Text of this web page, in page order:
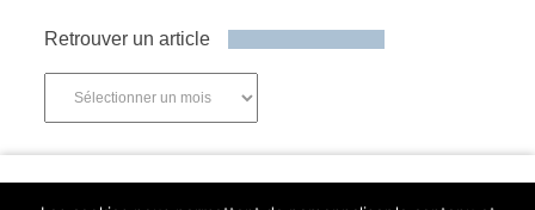
Retrouver un article